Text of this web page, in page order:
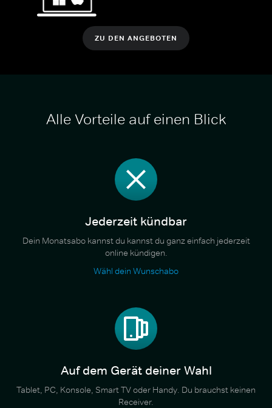
ZU DEN ANGEBOTEN
Alle Vorteile auf einen Blick
Jederzeit kündbar
Dein Monatsabo kannst du kannst du ganz einfach jederzeit
online kündigen.
Wähl dein Wunschabo
Auf dem Gerät deiner Wahl
Tablet, PC, Konsole, Smart TV oder Handy. Du brauchst keinen
Receiver.